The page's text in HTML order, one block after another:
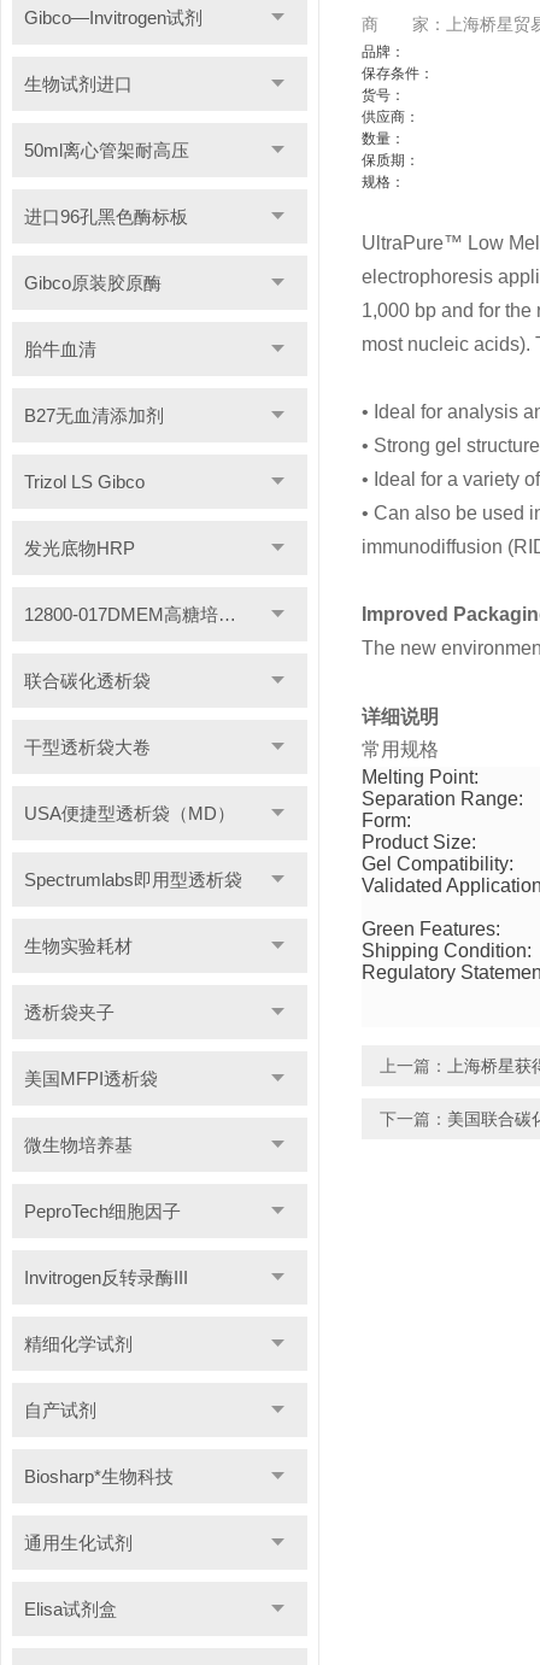
Gibco—Invitrogen试剂
生物试剂进口
50ml离心管架耐高压
进口96孔黑色酶标板
Gibco原装胶原酶
胎牛血清
B27无血清添加剂
Trizol LS Gibco
发光底物HRP
12800-017DMEM高糖培养基
联合碳化透析袋
干型透析袋大卷
USA便捷型透析袋（MD）
Spectrumlabs即用型透析袋
生物实验耗材
透析袋夹子
美国MFPI透析袋
微生物培养基
PeproTech细胞因子
Invitrogen反转录酶III
精细化学试剂
自产试剂
Biosharp*生物科技
通用生化试剂
Elisa试剂盒
商 家：上海桥星贸
品牌：
保存条件：
货号：
供应商：
数量：
保质期：
规格：
UltraPure™ Low
electrophoresis
1,000 bp and for the
most nucleic acids).
• Ideal for analysis
• Strong gel
• Ideal for a variety
• Can also be used
immunodiffusion
Improved
The new
详细说明
常用规格
Melting Point:
Separation Range:
Form:
Product Size:
Gel Compatibility:
Validated
Green Features:
Shipping Condition:
Regulatory
上一篇： 上海桥星
下一篇： 美国联合碳